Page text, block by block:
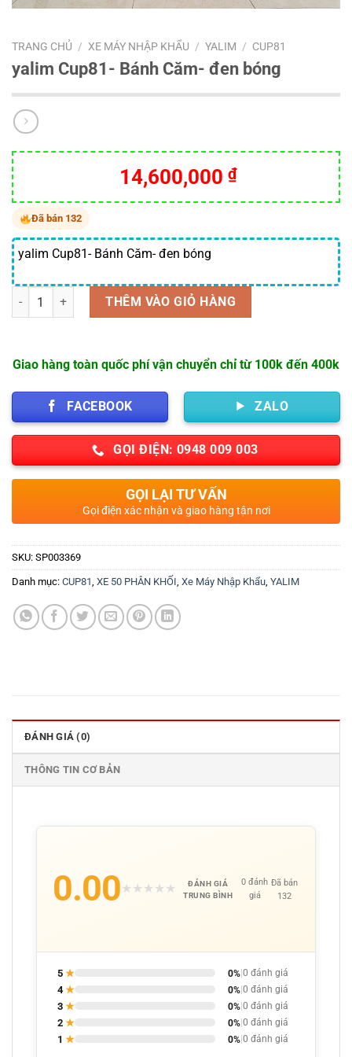
TRANG CHỦ / XE MÁY NHẬP KHẨU / YALIM / CUP81
yalim Cup81- Bánh Căm- đen bóng
14,600,000 ₫
Đã bán 132
yalim Cup81- Bánh Căm- đen bóng
Số lượng THÊM VÀO GIỎ HÀNG
Giao hàng toàn quốc phí vận chuyển chỉ từ 100k đến 400k
FACEBOOK ZALO
GỌI ĐIỆN: 0948 009 003
GỌI LẠI TƯ VẤN
Gọi điện xác nhận và giao hàng tận nơi
SKU: SP003369
Danh mục: CUP81 XE 50 PHÂN KHỐI Xe Máy Nhập Khẩu YALIM
ĐÁNH GIÁ (0)
THÔNG TIN CƠ BẢN
0.00★ ★ ★ ★ ★
ĐÁNH GIÁ
TRUNG BÌNH
0 đánh
giá
Đã bán
132
5 ★ 0%|0 đánh giá
4★ 0%|0 đánh giá
3 ★ 0%|0 đánh giá
2 ★ 0%|0 đánh giá
1 ★ 0%|0 đánh giá